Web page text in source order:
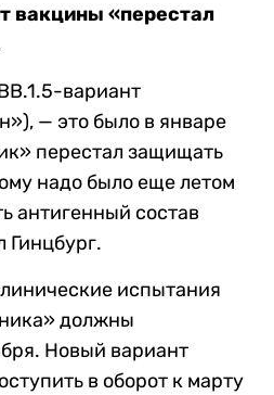
вакцины «перестал
вариант
— это было в январе
перестал защищать
надо было еще летом
антигенный состав
Гинцбург.
испытания
должны
Новый вариант
в оборот к марту